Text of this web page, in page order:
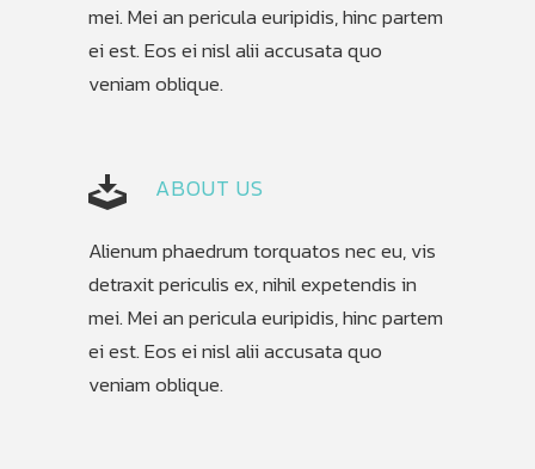
mei. Mei an pericula euripidis, hinc partem
ei est. Eos ei nisl alii accusata quo
veniam oblique.
ABOUT US
Alienum phaedrum torquatos nec eu, vis
detraxit periculis ex, nihil expetendis in
mei. Mei an pericula euripidis, hinc partem
ei est. Eos ei nisl alii accusata quo
veniam oblique.